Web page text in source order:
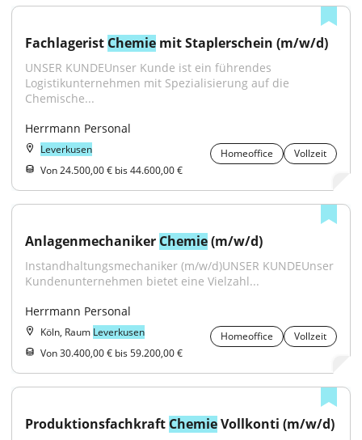
Fachlagerist Chemie mit Staplerschein (m/w/d)
UNSER KUNDEUnser Kunde ist ein führendes
Logistikunternehmen mit Spezialisierung auf die
Chemische...
Herrmann Personal
Leverkusen Homeoffice
Vollzeit
Von 24.500,00 € bis 44.600,00 €
Anlagenmechaniker Chemie (m/w/d)
Instandhaltungsmechaniker (m/w/d)UNSER KUNDEUnser
Kundenunternehmen bietet eine Vielzahl...
Herrmann Personal
Köln, Raum Leverkusen Homeoffice
Vollzeit
Von 30.400,00 € bis 59.200,00 €
Produktionsfachkraft Chemie Vollkonti (m/w/d)